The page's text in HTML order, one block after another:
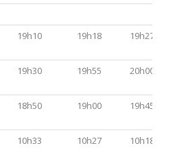
19h10 19h18 19h27
19h30 19h55 20h00
18h50 19h00 19h45
10h33 10h27 10h18